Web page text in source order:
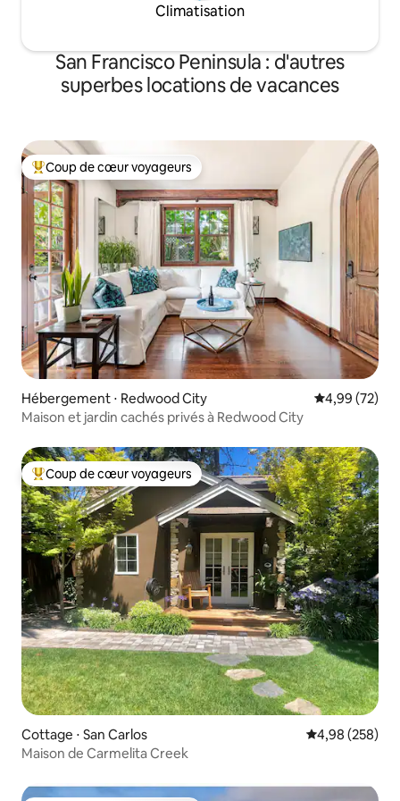
Climatisation
San Francisco Peninsula : d'autres
superbes locations de vacances
Coups de cœur voyageurs les plus appréciés
Coup de cœur voyageurs
Hébergement ⋅ Redwood City Évaluation
4,99 (72)
Maison et jardin cachés privés à Redwood City
Coups de cœur voyageurs les plus appréciés
Coup de cœur voyageurs
Cottage ⋅ San Carlos Évaluation
4,98 (258)
Maison de Carmelita Creek